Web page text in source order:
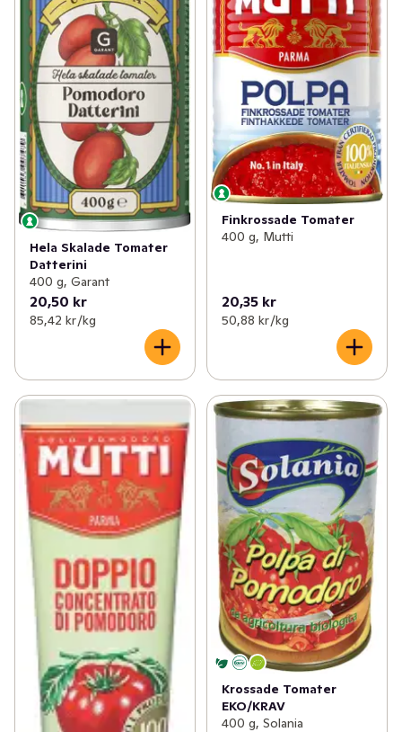
Hela Skalade Tomater
Datterini
400 g, Garant
20,50 kr
85,42 kr /kg
Finkrossade Tomater
400 g, Mutti
20,35 kr
50,88 kr /kg
Krossade Tomater
EKO/KRAV
400 g, Solania